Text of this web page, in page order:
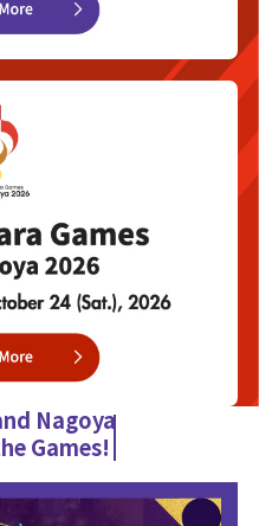
Nagoya
Games!